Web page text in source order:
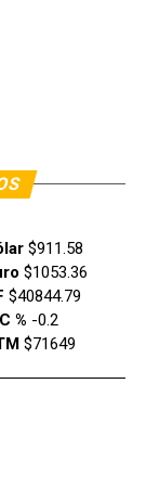
$911.58
$1053.36
$40844.79
% -0.2
$71649